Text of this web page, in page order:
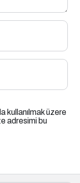
kullanılmak üzere
adresimi bu